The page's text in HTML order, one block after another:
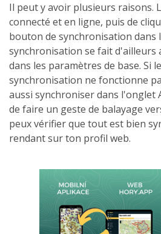
Il peut y avoir plusieurs raisons.
connecté et en ligne, puis de
bouton de synchronisation dans
synchronisation se fait d'ailleurs
dans les paramètres de base. Si
synchronisation ne fonctionne
aussi synchroniser dans l'onglet
de faire un geste de balayage
peux vérifier que tout est bien
rendant sur ton profil web.